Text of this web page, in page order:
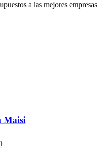
a las mejores empresas
Maisi